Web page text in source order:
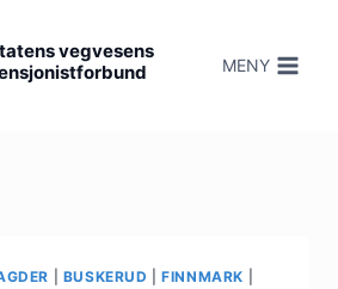
vegvesens
MENY
BUSKERUD |FINNMARK